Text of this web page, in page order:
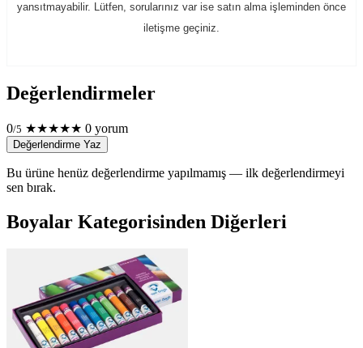
yansıtmayabilir. Lütfen, sorularınız var ise satın alma işleminden önce
iletişme geçiniz.
Değerlendirmeler
0/5 ★★★★★ 0 yorum
Değerlendirme Yaz
Bu ürüne henüz değerlendirme yapılmamış — ilk değerlendirmeyi
sen bırak.
Boyalar Kategorisinden Diğerleri